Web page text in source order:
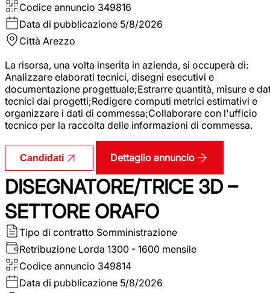
Codice annuncio 349816
Data di pubblicazione 5/8/2026
Città Arezzo
La risorsa, una volta inserita in azienda, si occuperà di:
Analizzare elaborati tecnici, disegni esecutivi e
documentazione progettuale;Estrarre quantità, misure e
tecnici dai progetti;Redigere computi metrici estimativi e
organizzare i dati di commessa;Collaborare con l'ufficio
tecnico per la raccolta delle informazioni di commessa.
Candidati Dettaglio annuncio
DISEGNATORE/TRICE 3D –
SETTORE ORAFO
Tipo di contratto Somministrazione
Retribuzione Lorda 1300 - 1600 mensile
Codice annuncio 349814
Data di pubblicazione 5/8/2026